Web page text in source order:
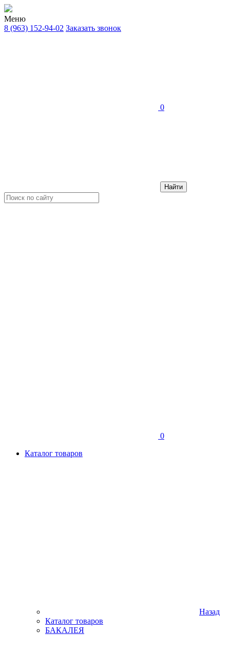
Меню
8 (963) 152-94-02 Заказать звонок
0
Найти
0
Каталог товаров
Назад
Каталог товаров
БАКАЛЕЯ